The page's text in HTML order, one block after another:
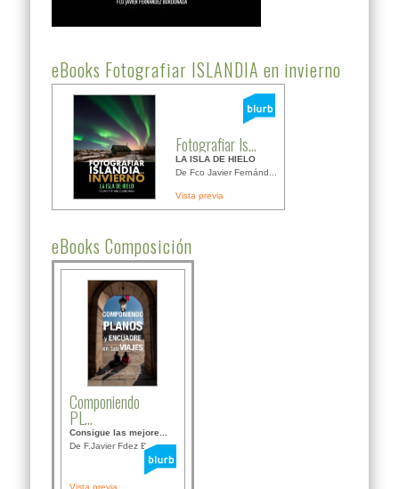
eBooks Fotografiar ISLANDIA en invierno
Fotografiar Is...
LA ISLA DE HIELO
De Fco Javier Fernánd...
Vista previa
eBooks Composición
Componiendo
PL...
Consigue las mejore...
De F.Javier Fdez Bor...
Vista previa